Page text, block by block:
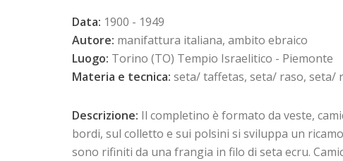
Data: 1900 - 1949
Autore: manifattura italiana, ambito ebraico
Luogo: Torino (TO) Tempio Israelitico - Piemonte
Materia e tecnica: seta/ taffetas, seta/ raso, seta/
Descrizione: Il completino è formato da veste,
bordi, sul colletto e sui polsini si sviluppa un
sono rifiniti da una frangia in filo di seta ecru.